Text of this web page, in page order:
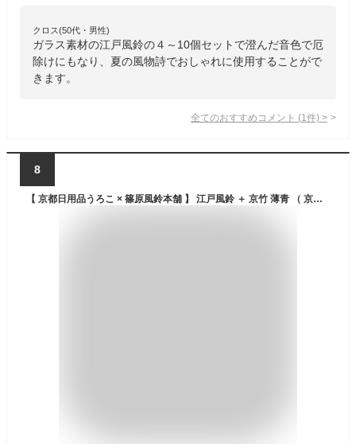
クロス(50代・男性)
ガラス素材の江戸風鈴の４～10個セットで澄んだ音色で厄
除けにもなり、夏の風物詩でおしゃれに使用することがで
きます。
全てのおすすめコメント (1 件) >
8
【 京都日用品うろこ × 篠原風鈴本舗 】 江戸風鈴 ＋ 京竹 薄青 （ 京都 ）